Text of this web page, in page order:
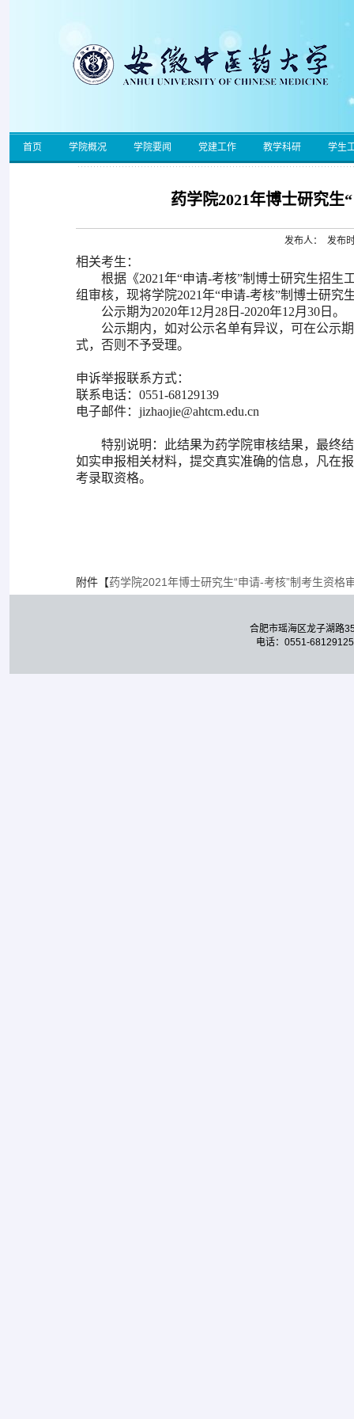
首页 学院概况 学院要闻 党建工作 教学科研 学生
药学院2021年博士研究生
发布人： 发布
相关考生：
根据《2021年“申请-考核”制博士研究生招生
组审核，现将学院2021年“申请-考核”制博士研究
公示期为2020年12月28日-2020年12月30日。
公示期内，如对公示名单有异议，可在公示
式，否则不予受理。
申诉举报联系方式：
联系电话： 0551-68129139
电子邮件： jizhaojie@ahtcm.edu.cn
特别说明：此结果为药学院审核结果，最终
如实申报相关材料，提交真实准确的信息，凡在
考录取资格。
附件【药学院2021年博士研究生“申请-考核”制考生资格
合肥市瑶海区龙子湖路
电话：0551-